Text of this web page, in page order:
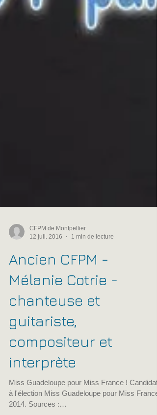
12 juil. 2016
1 min de lecture
Ancien CFPM -
Mélanie Cotrie -
chanteuse et
guitariste,
compositeur et
interprète
Miss Guadeloupe pour Miss France !